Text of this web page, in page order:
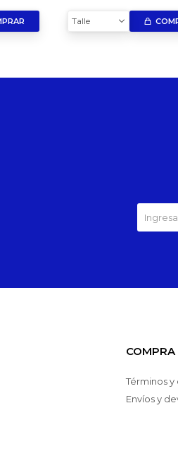
Talle
COMPRA
Términos
Envíos y